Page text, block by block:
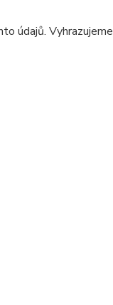
údajů.